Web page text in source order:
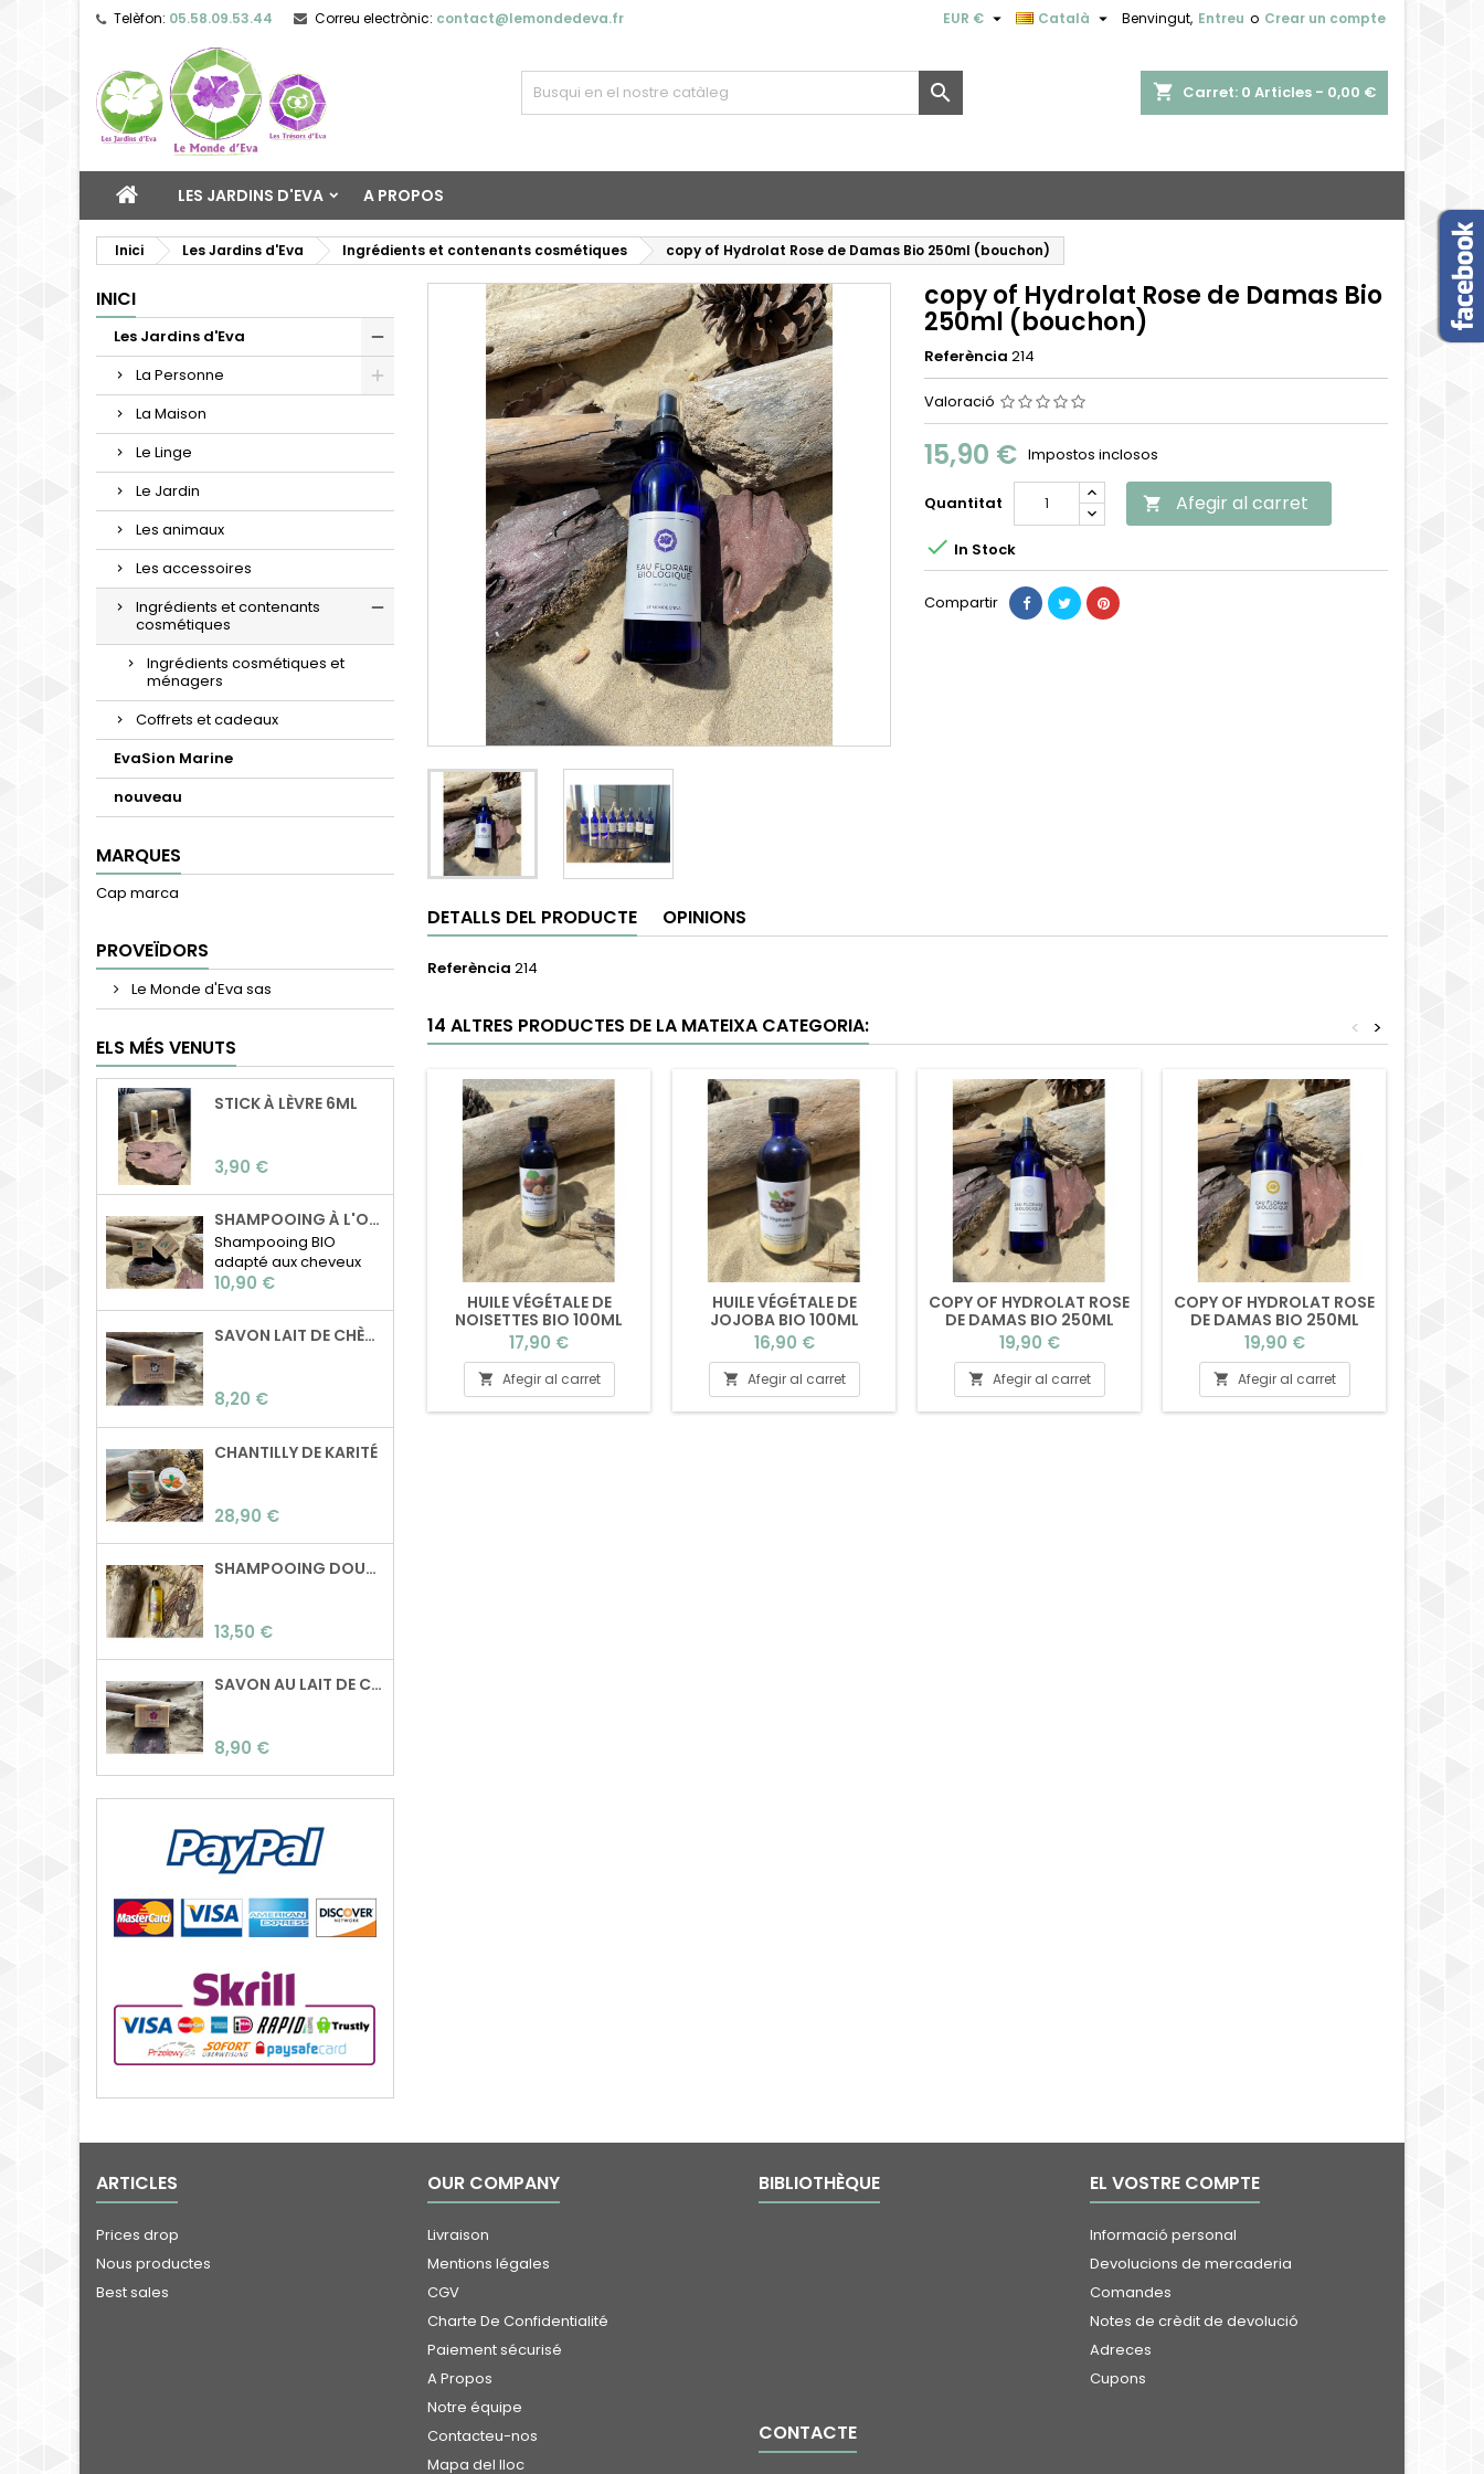
Telèfon: 05.58.09.53.44 Correu electrònic: contact@lemondedeva.fr Benvingut, Entreu o Crear un compte
Català 
EUR € 
shopping_cart Carret: 0 Articles - 0,00 €

LES JARDINS D'EVA A PROPOS
Inici Les Jardins d'Eva Ingrédients et contenants cosmétiques copy of Hydrolat Rose de Damas Bio 250ml (bouchon)
INICI
Les Jardins d'Eva
La Personne
La Maison
Le Linge
Le Jardin
Les animaux
Les accessoires
Ingrédients et contenants
cosmétiques
Ingrédients cosmétiques et
ménagers
Coffrets et cadeaux
EvaSion Marine
nouveau
MARQUES
Cap marca
PROVEÏDORS
Le Monde d'Eva sas
ELS MÉS VENUTS
STICK À LÈVRE 6ML
Preu
3,90 €
SHAMPOOING À L'ORTIE BIO
Shampooing BIO
adapté aux cheveux
normaux à gras Sans
paraben, sans dérivé
pétrolier,..
coco, huile de ricin,
tree, cèdre et citron.
Preu
10,90 €
SAVON LAIT DE CHÈVRE
Preu
8,20 €
CHANTILLY DE KARITÉ
Preu
28,90 €
SHAMPOOING DOUCEUR
Preu
13,50 €
SAVON AU LAIT DE CHÈVRE & GÉRANIUM ROSAT
Preu
8,90 €
copy of Hydrolat Rose de Damas Bio
250ml (bouchon)
Referència 214
Valoració
15,90 € Impostos inclosos
Quantitat  Afegir al carret
 In Stock
Compartir
DETALLS DEL PRODUCTE OPINIONS
Referència 214
14 ALTRES PRODUCTES DE LA MATEIXA CATEGORIA: >
<
HUILE VÉGÉTALE DE
NOISETTES BIO 100ML
Preu
17,90 €
 Afegir al carret
HUILE VÉGÉTALE DE
JOJOBA BIO 100ML
Preu
16,90 €
 Afegir al carret
COPY OF HYDROLAT ROSE
DE DAMAS BIO 250ML
(BOUCHON)
Preu
19,90 €
 Afegir al carret
COPY OF HYDROLAT ROSE
DE DAMAS BIO 250ML
(BOUCHON)
Preu
19,90 €
 Afegir al carret
ARTICLES
Prices drop
Nous productes
Best sales
OUR COMPANY
Livraison
Mentions légales
CGV
Charte De Confidentialité
Paiement sécurisé
A Propos
Notre équipe
Contacteu-nos
Mapa del lloc
BIBLIOTHÈQUE EL VOSTRE COMPTE
Informació personal
Devolucions de mercaderia
Comandes
Notes de crèdit de devolució
Adreces
Cupons
CONTACTE